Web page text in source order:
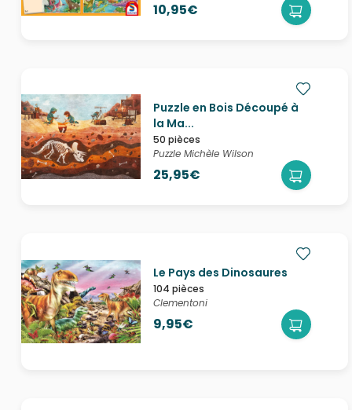
10,95€
Puzzle en Bois Découpé à
la Ma...
50 pièces
Puzzle Michèle Wilson
25,95€
Le Pays des Dinosaures
104 pièces
Clementoni
9,95€